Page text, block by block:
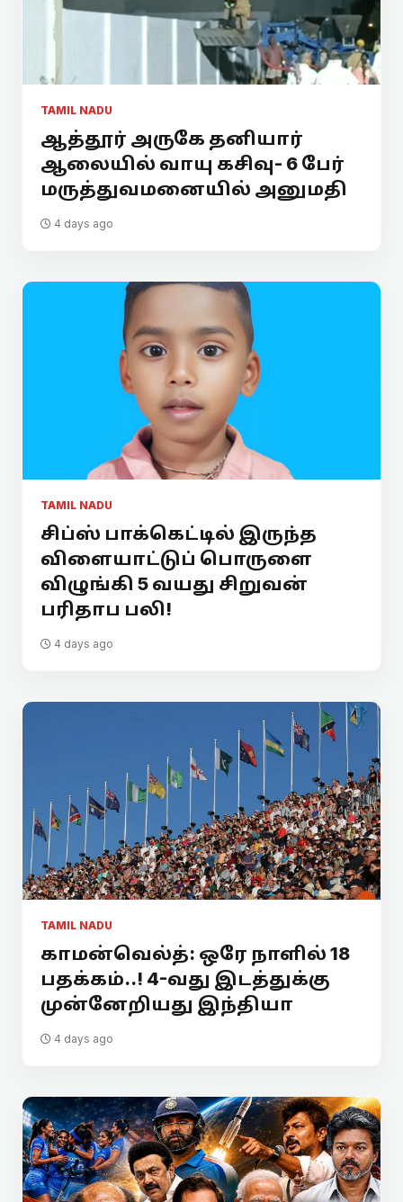
TAMIL NADU
ஆத்தூர் அருகே தனியார்
ஆலையில் வாயு கசிவு- 6 பேர்
மருத்துவமனையில் அனுமதி
4 days ago
TAMIL NADU
சிப்ஸ் பாக்கெட்டில் இருந்த
விளையாட்டுப் பொருளை
விழுங்கி 5 வயது சிறுவன்
பரிதாப பலி!
4 days ago
TAMIL NADU
காமன்வெல்த்: ஒரே நாளில் 18
பதக்கம்..! 4-வது இடத்துக்கு
முன்னேறியது இந்தியா
4 days ago